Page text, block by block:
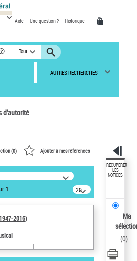
Aide Une question ? Historique
Tout
AUTRES RECHERCHES
d’autorité
dans les
:
2016)
(0) Ajouter à mes références
1
20
résultats/page
2016)
RÉCUPÉRER
LES
NOTICES
Ma
(0)